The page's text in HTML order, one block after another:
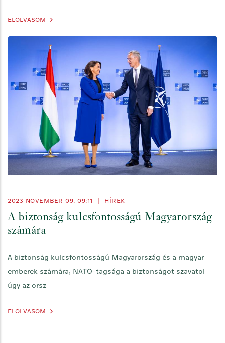
ELOLVASOM
2023 NOVEMBER 09. 09:11 HÍREK
A biztonság kulcsfontosságú Magyarország
számára
A biztonság kulcsfontosságú Magyarország és a magyar
emberek számára, NATO-tagsága a biztonságot szavatol
úgy az orsz
ELOLVASOM